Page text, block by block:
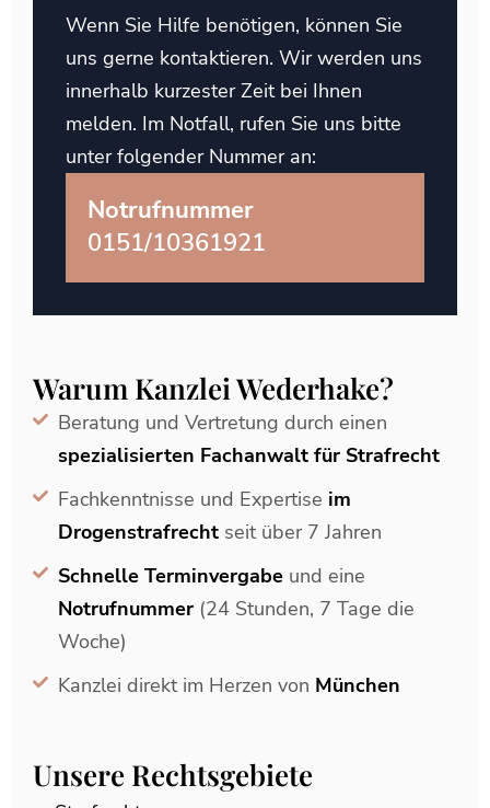
Warum Kanzlei Wederhake?
Beratung und Vertretung durch einen
spezialisierten Fachanwalt für Strafrecht
Fachkenntnisse und Expertise im
Drogenstrafrechtseit über 7 Jahren
Schnelle Terminvergabeund eine
Notrufnummer(24 Stunden, 7 Tage die
Woche)
Kanzlei direkt im Herzen von München
Unsere Rechtsgebiete
Wenn Sie Hilfe benötigen, können Sie
uns gerne kontaktieren. Wir werden uns
innerhalb kurzester Zeit bei Ihnen
melden. Im Notfall, rufen Sie uns bitte
unter folgender Nummer an:
Notrufnummer
0151/10361921